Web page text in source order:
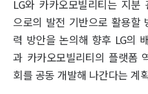
LG와 카카오모빌리티는 지분
으로의 발전 기반으로 활용할
력 방안을 논의해 향후 LG의
과 카카오모빌리티의 플랫폼
회를 공동 개발해 나간다는 계